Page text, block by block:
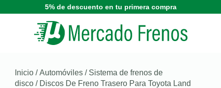
5% de descuento en tu primera compra
Inicio /Automóviles / Sistema de frenos de
disco / Discos De Freno Trasero Para Toyota Land